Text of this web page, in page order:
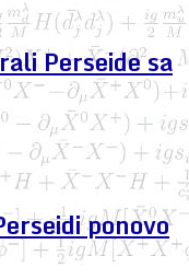
Perseide sa
ponovo